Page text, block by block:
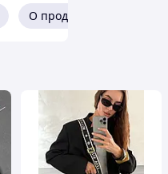
О продавце